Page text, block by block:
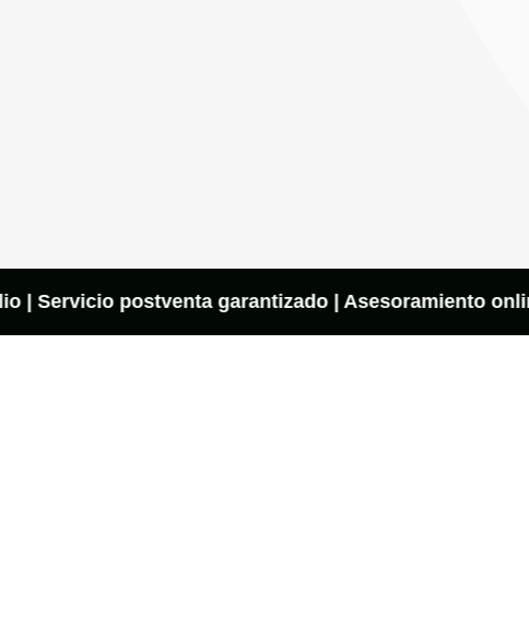
Servicio postventa garantizado | Asesoramiento online